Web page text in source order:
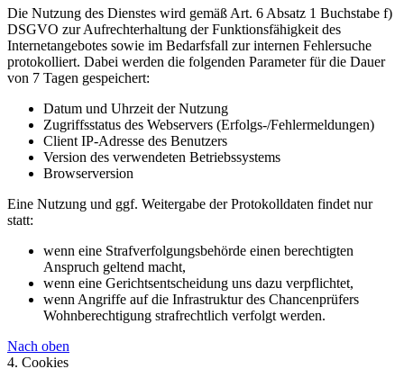
Die Nutzung des Dienstes wird gemäß Art. 6 Absatz 1 Buchstabe f)
DSGVO zur Aufrechterhaltung der Funktionsfähigkeit des
Internetangebotes sowie im Bedarfsfall zur internen Fehlersuche
protokolliert. Dabei werden die folgenden Parameter für die Dauer
von 7 Tagen gespeichert:
Datum und Uhrzeit der Nutzung
Zugriffsstatus des Webservers (Erfolgs-/Fehlermeldungen)
Client IP-Adresse des Benutzers
Version des verwendeten Betriebssystems
Browserversion
Eine Nutzung und ggf. Weitergabe der Protokolldaten findet nur
statt:
wenn eine Strafverfolgungsbehörde einen berechtigten
Anspruch geltend macht,
wenn eine Gerichtsentscheidung uns dazu verpflichtet,
wenn Angriffe auf die Infrastruktur des Chancenprüfers
Wohnberechtigung strafrechtlich verfolgt werden.
Nach oben
4. Cookies